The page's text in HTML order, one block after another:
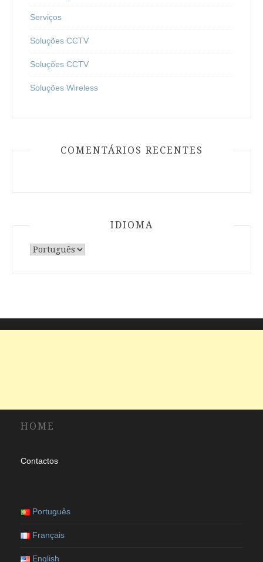
Serviços
Soluções CCTV
Soluções CCTV
Soluções Wireless
COMENTÁRIOS RECENTES
IDIOMA
Escolha
HOME
Contactos
Português
Français
English